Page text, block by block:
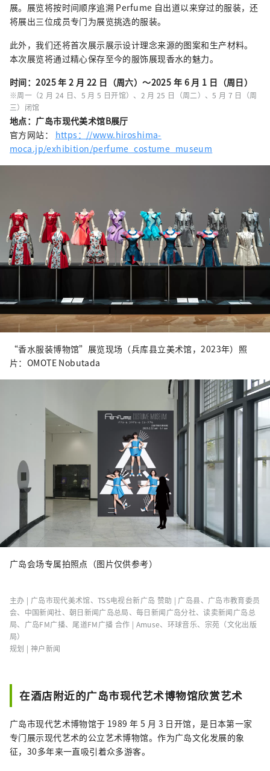
展。展览将按时间顺序追溯 Perfume 自出道以来穿过的服装，还
将展出三位成员专门为展览挑选的服装。
此外，我们还将首次展示展示设计理念来源的图案和生产材料。
本次展览将通过精心保存至今的服饰展现香水的魅力。
时间：2025 年 2 月 22 日（周六）～2025 年 6 月 1 日（周日）
※周一（2 月 24 日、5 月 5 日开馆）、2 月 25 日（周二）、5 月 7 日（周
三）闭馆
地点：广岛市现代美术馆B展厅
官方网站： https：//www.hiroshima-
moca.jp/exhibition/perfume_costume_museum
“香水服装博物馆”展览现场（兵库县立美术馆，2023年）照
片：OMOTE Nobutada
广岛会场专属拍照点（图片仅供参考）
主办 | 广岛市现代美术馆、TSS电视台新广岛 赞助 | 广岛县、广岛市教育委员
会、中国新闻社、朝日新闻广岛总局、每日新闻广岛分社、读卖新闻广岛总
局、广岛FM广播、尾道FM广播 合作 | Amuse、环球音乐、宗苑（文化出版
局）
规划 | 神户新闻
在酒店附近的广岛市现代艺术博物馆欣赏艺术
广岛市现代艺术博物馆于 1989 年 5 月 3 日开馆，是日本第一家
专门展示现代艺术的公立艺术博物馆。作为广岛文化发展的象
征，30多年来一直吸引着众多游客。